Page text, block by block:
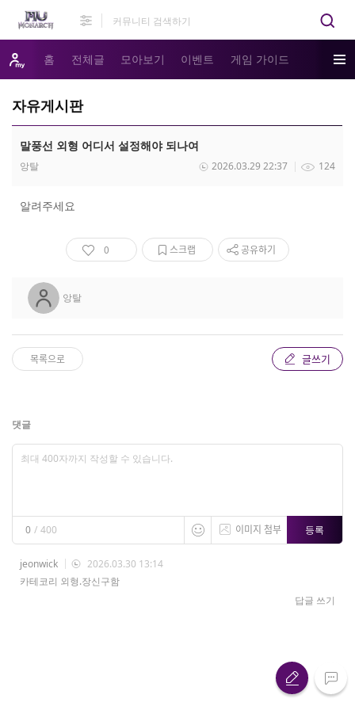
홈 전체글 모아보기 이벤트 게임 가이드
자유게시판
말풍선 외형 어디서 설정해야 되나여
앙탈 124
2026.03.29 22:37
알려주세요
0 스크랩 공유하기
앙탈
목록으로 글쓰기
댓글
0 / 400 이미지 첨부 등록
jeonwick
2026.03.30 13:14
카테코리 외형.장신구함
답글 쓰기